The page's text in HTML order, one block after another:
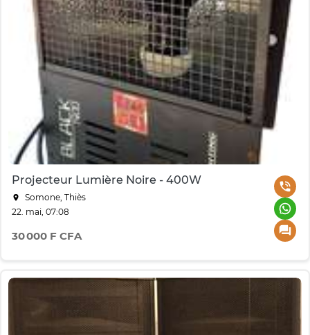
Projecteur Lumière Noire - 400W
Somone, Thiès
22. mai, 07:08
30 000 F CFA